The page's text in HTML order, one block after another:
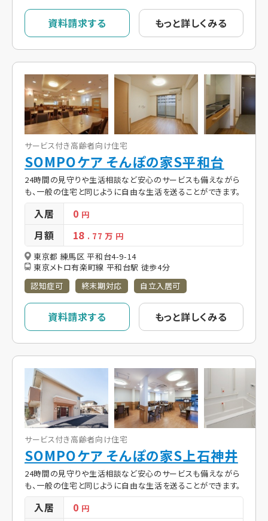
資料請求する もっと詳しくみる
サービス付き高齢者向け住宅
SOMPOケア そんぽの家S平和台
24時間の見守りや生活相談など安心のサービスも備えながら
も、一般の住宅と同じように自由な生活を送ることができます。
入居 0 円
月額 18 . 77万 円
東京都 練馬区 平和台4-9-14
東京メトロ有楽町線 平和台駅 徒歩4分
認知症可
終末期対応 自立入居可
資料請求する もっと詳しくみる
サービス付き高齢者向け住宅
SOMPOケア そんぽの家S上石神井
24時間の見守りや生活相談など安心のサービスも備えながら
も、一般の住宅と同じように自由な生活を送ることができます。
入居 0 円